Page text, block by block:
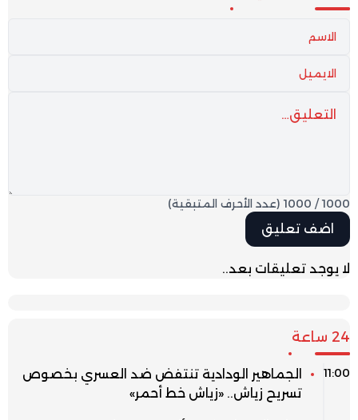
1000
/
1000 (عدد الأحرف المتبقية)
لا يوجد تعليقات بعد..
24 ساعة
11:00
الجماهير الودادية تنتفض ضد العسري بخصوص
تسريح زياش.. «زياش خط أحمر»